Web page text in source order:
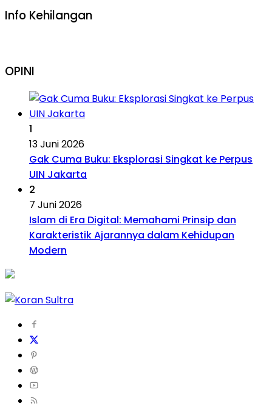
Info Kehilangan
OPINI
1
13 Juni 2026
Gak Cuma Buku: Eksplorasi Singkat ke Perpus
UIN Jakarta
2
7 Juni 2026
Islam di Era Digital: Memahami Prinsip dan
Karakteristik Ajarannya dalam Kehidupan
Modern